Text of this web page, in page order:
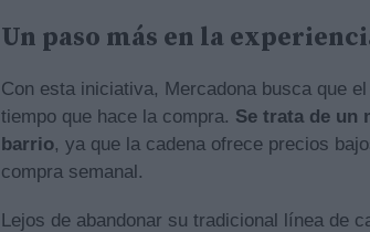
Un paso más en la
Con esta iniciativa, Mercadona busca que
tiempo que hace la compra. Se trata de un
barrio, ya que la cadena ofrece precios
compra semanal.
Lejos de abandonar su tradicional línea de